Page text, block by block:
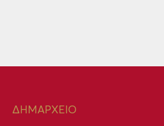
ΔΗΜΑΡΧΕΙΟ